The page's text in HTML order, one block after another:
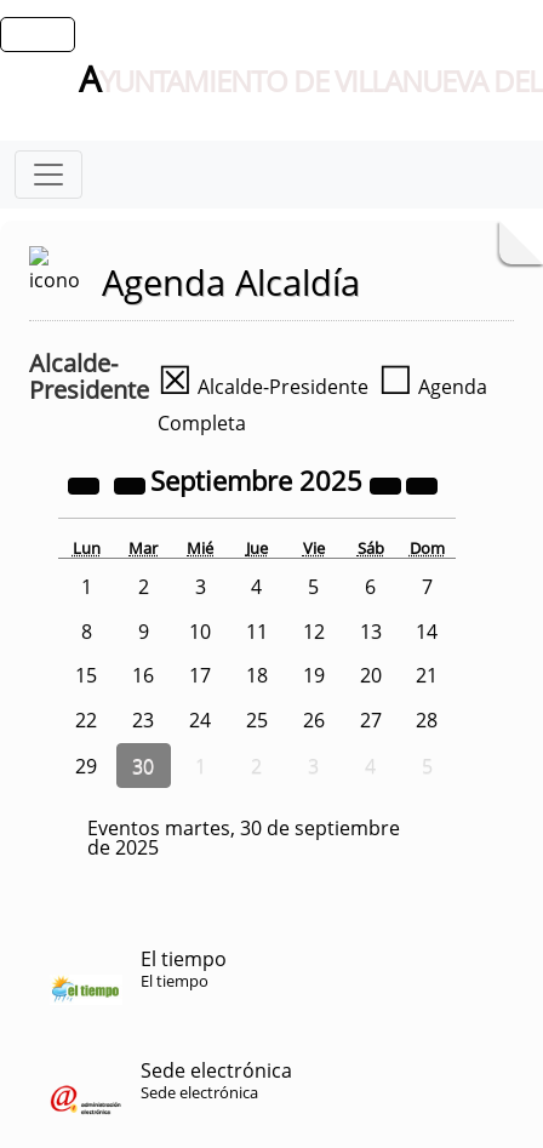
AYUNTAMIENTO DE VILLANUEVA
Agenda Alcaldía
Alcalde-
Presidente ☒ Alcalde-Presidente ☐ Agenda
Completa
Septiembre 2025
Lun Mar Mié Jue Vie Sáb Dom
1 2 3 4 5 6
7
8
9 10 11 12 13
14
15
16 17 18 19 20
21
22
23 24 25 26 27
28
29
30 1 2 3 4 5
Eventos martes, 30 de septiembre
de 2025
El tiempo
El tiempo
Sede electrónica
Sede electrónica